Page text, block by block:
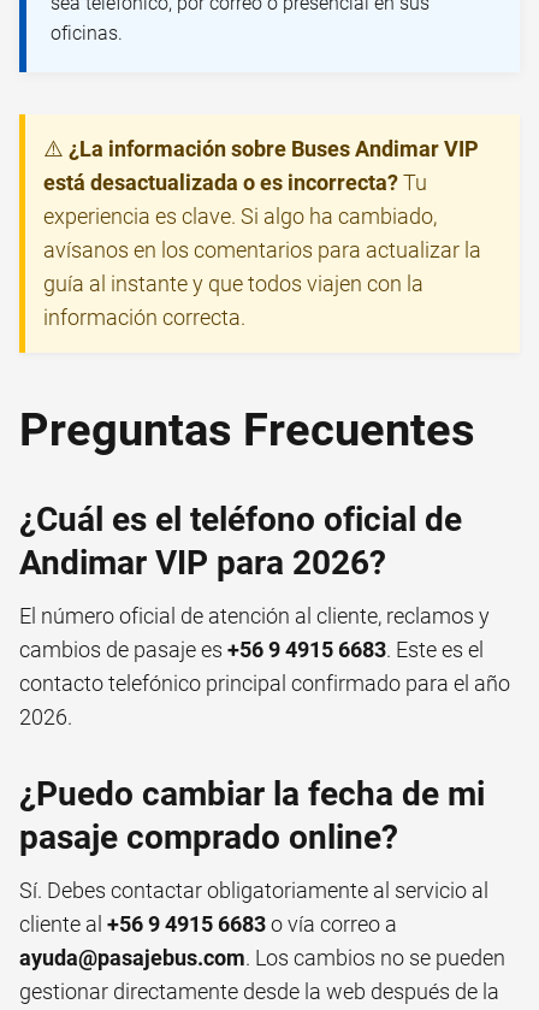
oficinas.
⚠️ ¿La información sobre Buses Andimar VIP
está desactualizada o es incorrecta?Tu
experiencia es clave. Si algo ha cambiado,
avísanos en los comentarios para actualizar la
guía al instante y que todos viajen con la
información correcta.
Preguntas Frecuentes
¿Cuál es el teléfono oficial de
Andimar VIP para 2026?
El número oficial de atención al cliente, reclamos y
cambios de pasaje es +56 9 4915 6683. Este es el
contacto telefónico principal confirmado para el año
2026.
¿Puedo cambiar la fecha de mi
pasaje comprado online?
Sí. Debes contactar obligatoriamente al servicio al
cliente al +56 9 4915 6683o vía correo a
ayuda@pasajebus.com. Los cambios no se pueden
gestionar directamente desde la web después de la